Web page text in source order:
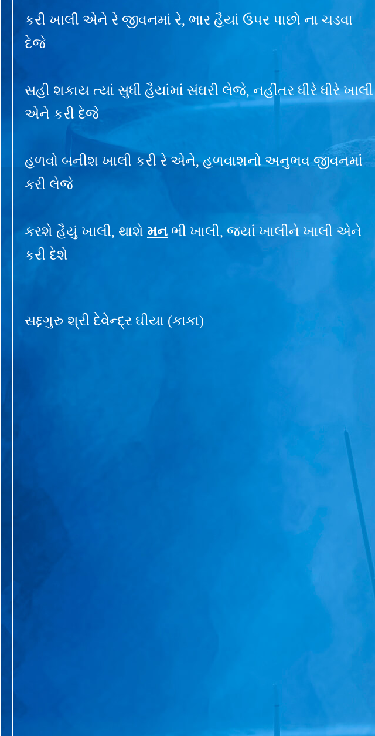
કરી ખાલી એને રે જીવનમાં રે, ભાર હૈયાં ઉપર પાછો ના ચડવા
દેજે
સહી શકાય ત્યાં સુધી હૈયાંમાં સંઘરી લેજે, નહીંતર ધીરે ધીરે ખાલી
એને કરી દેજે
હળવો બનીશ ખાલી કરી રે એને, હળવાશનો અનુભવ જીવનમાં
કરી લેજે
કરશે હૈયું ખાલી, થાશે મન ભી ખાલી, જ્યાં ખાલીને ખાલી એને
કરી દેશે
સદ્દગુરુ શ્રી દેવેન્દ્ર ઘીયા (કાકા)